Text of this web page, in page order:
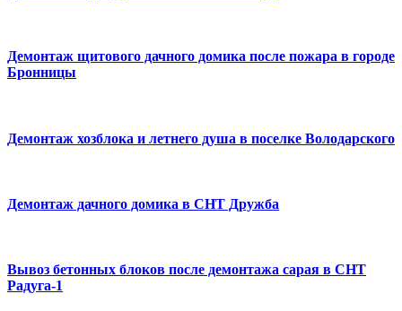
Демонтаж щитового дачного домика после пожара в городе
Бронницы
Демонтаж хозблока и летнего душа в поселке Володарского
Демонтаж дачного домика в СНТ Дружба
Вывоз бетонных блоков после демонтажа сарая в СНТ
Радуга-1